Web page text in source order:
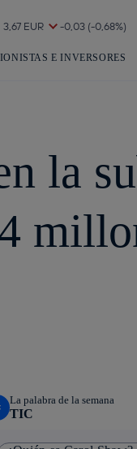
en accionistas e inversores
E INVERSORES
la
La palabra de la semana
TIC